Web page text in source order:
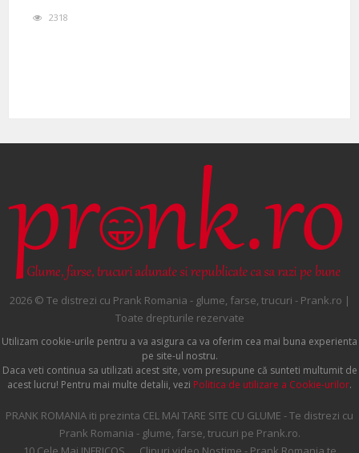
2318
2026 © Te distrezi cu Prank Romania - glume, farse, trucuri - Prank.ro |
Toate drepturile rezervate
Utilizam cookie-urile pentru a va asigura ca va oferim cea mai buna experienta
pe site-ul nostru.
Daca veti continua sa utilizati acest site, vom presupune că sunteti multumit de
acest lucru! Pentru mai multe detalii, vezi Politica de utilizare a Cookie-urilor.
PRANK ROMANIA iti prezinta CEL MAI TARE SITE CU GLUME - Te distrezi cu
Prank Romania - glume, farse, trucuri pe Prank.ro.